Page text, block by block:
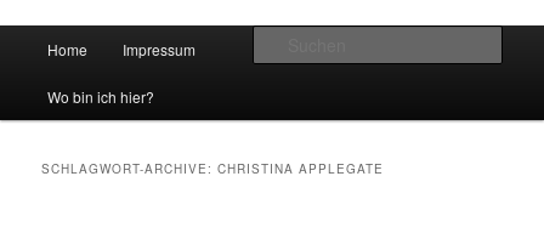
vidgames.de
Zum Inhalt wechseln
Zum sekundären Inhalt wechseln
Home Impressum
Wo bin ich hier?
SCHLAGWORT-ARCHIVE:CHRISTINA APPLEGATE